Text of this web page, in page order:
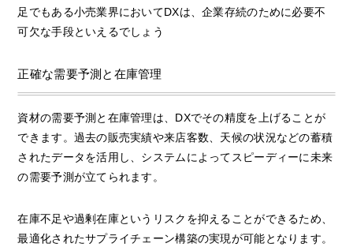
足でもある小売業界においてDXは、企業存続のために必要不
可欠な手段といえるでしょう
正確な需要予測と在庫管理
資材の需要予測と在庫管理は、DXでその精度を上げることが
できます。過去の販売実績や来店客数、天候の状況などの蓄積
されたデータを活用し、システムによってスピーディーに未来
の需要予測が立てられます。
在庫不足や過剰在庫というリスクを抑えることができるため、
最適化されたサプライチェーン構築の実現が可能となります。